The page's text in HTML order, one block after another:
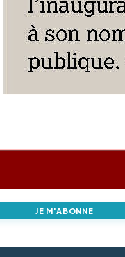
JE M'ABONNE